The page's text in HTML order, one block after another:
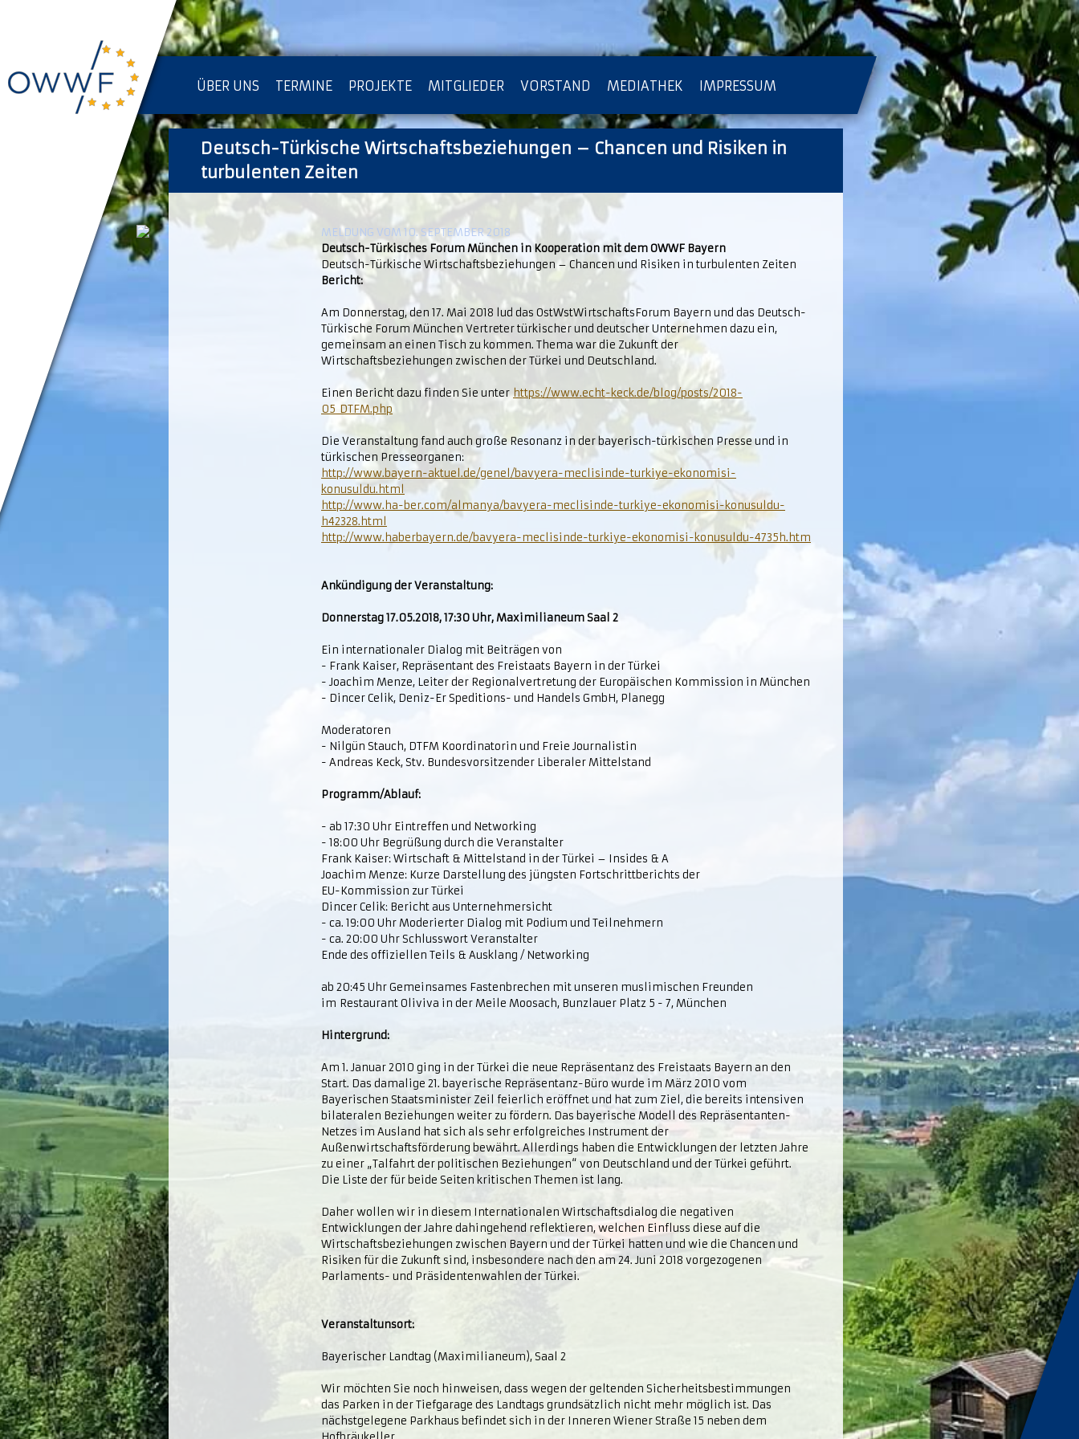
ÜBER UNS TERMINE PROJEKTE MITGLIEDER VORSTAND MEDIATHEK IMPRESSUM
IMPRESSUM [KOPIE] DATENSCHUTZ ARCHIV
Deutsch-Türkische Wirtschaftsbeziehungen – Chancen und Risiken in
turbulenten Zeiten
MELDUNG VOM 10. SEPTEMBER 2018
Deutsch-Türkisches Forum München in Kooperation mit dem OWWF Bayern
Deutsch-Türkische Wirtschaftsbeziehungen – Chancen und Risiken in turbulenten Zeiten
Bericht:
Am Donnerstag, den 17. Mai 2018 lud das OstWstWirtschaftsForum Bayern und das Deutsch-
Türkische Forum München Vertreter türkischer und deutscher Unternehmen dazu ein,
gemeinsam an einen Tisch zu kommen. Thema war die Zukunft der
Wirtschaftsbeziehungen zwischen der Türkei und Deutschland.
Einen Bericht dazu finden Sie unter https://www.echt-keck.de/blog/posts/2018-
05_DTFM.php
Die Veranstaltung fand auch große Resonanz in der bayerisch-türkischen Presse und in
türkischen Presseorganen:
http://www.bayern-aktuel.de/genel/bavyera-meclisinde-turkiye-ekonomisi-
konusuldu.html
http://www.ha-ber.com/almanya/bavyera-meclisinde-turkiye-ekonomisi-konusuldu-
h42328.html
http://www.haberbayern.de/bavyera-meclisinde-turkiye-ekonomisi-konusuldu-4735h.htm
Ankündigung der Veranstaltung:
Donnerstag 17.05.2018, 17:30 Uhr, Maximilianeum Saal 2
Ein internationaler Dialog mit Beiträgen von
- Frank Kaiser, Repräsentant des Freistaats Bayern in der Türkei
- Joachim Menze, Leiter der Regionalvertretung der Europäischen Kommission in München
- Dincer Celik, Deniz-Er Speditions- und Handels GmbH, Planegg
Moderatoren
- Nilgün Stauch, DTFM Koordinatorin und Freie Journalistin
- Andreas Keck, Stv. Bundesvorsitzender Liberaler Mittelstand
Programm/Ablauf:
- ab 17:30 Uhr Eintreffen und Networking
- 18:00 Uhr Begrüßung durch die Veranstalter
Frank Kaiser: Wirtschaft & Mittelstand in der Türkei – Insides & A
Joachim Menze: Kurze Darstellung des jüngsten Fortschrittberichts der
EU-Kommission zur Türkei
Dincer Celik: Bericht aus Unternehmersicht
- ca. 19:00 Uhr Moderierter Dialog mit Podium und Teilnehmern
- ca. 20:00 Uhr Schlusswort Veranstalter
Ende des offiziellen Teils & Ausklang / Networking
ab 20:45 Uhr Gemeinsames Fastenbrechen mit unseren muslimischen Freunden
im Restaurant Oliviva in der Meile Moosach, Bunzlauer Platz 5 - 7, München
Hintergrund:
Am 1. Januar 2010 ging in der Türkei die neue Repräsentanz des Freistaats Bayern an den
Start. Das damalige 21. bayerische Repräsentanz-Büro wurde im März 2010 vom
Bayerischen Staatsminister Zeil feierlich eröffnet und hat zum Ziel, die bereits intensiven
bilateralen Beziehungen weiter zu fördern. Das bayerische Modell des Repräsentanten-
Netzes im Ausland hat sich als sehr erfolgreiches Instrument der
Außenwirtschaftsförderung bewährt. Allerdings haben die Entwicklungen der letzten Jahre
zu einer „Talfahrt der politischen Beziehungen“ von Deutschland und der Türkei geführt.
Die Liste der für beide Seiten kritischen Themen ist lang.
Daher wollen wir in diesem Internationalen Wirtschaftsdialog die negativen
Entwicklungen der Jahre dahingehend reflektieren, welchen Einfluss diese auf die
Wirtschaftsbeziehungen zwischen Bayern und der Türkei hatten und wie die Chancen und
Risiken für die Zukunft sind, insbesondere nach den am 24. Juni 2018 vorgezogenen
Parlaments- und Präsidentenwahlen der Türkei.
Veranstaltunsort:
Bayerischer Landtag (Maximilianeum), Saal 2
Wir möchten Sie noch hinweisen, dass wegen der geltenden Sicherheitsbestimmungen
das Parken in der Tiefgarage des Landtags grundsätzlich nicht mehr möglich ist. Das
nächstgelegene Parkhaus befindet sich in der Inneren Wiener Straße 15 neben dem